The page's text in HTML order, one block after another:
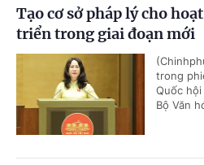
Tạo cơ sở pháp lý cho
triển trong giai đoạn mới
trong
Quốc
Bộ Văn